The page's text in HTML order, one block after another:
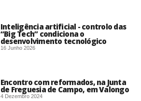
Inteligência artificial - controlo das
“Big Tech” condiciona o
desenvolvimento tecnológico
16 Junho 2026
Encontro com reformados, na Junta
de Freguesia de Campo, em Valongo
4 Dezembro 2024